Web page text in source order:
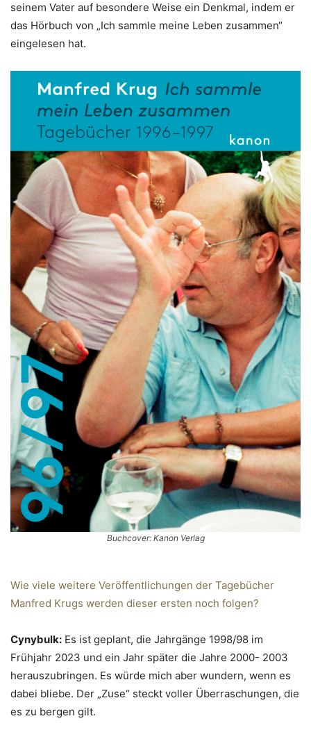
seinem Vater auf besondere Weise ein Denkmal, indem er
das Hörbuch von „Ich sammle meine Leben zusammen“
eingelesen hat.
Buchcover: Kanon Verlag
Wie viele weitere Veröffentlichungen der Tagebücher
Manfred Krugs werden dieser ersten noch folgen?
Cynybulk: Es ist geplant, die Jahrgänge 1998/98 im
Frühjahr 2023 und ein Jahr später die Jahre 2000- 2003
herauszubringen. Es würde mich aber wundern, wenn es
dabei bliebe. Der „Zuse“ steckt voller Überraschungen, die
es zu bergen gilt.